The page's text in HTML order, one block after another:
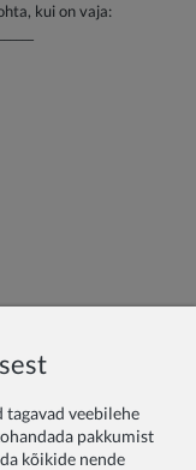
kui on vaja:
tagavad veebilehe
pakkumist
kõikide nende